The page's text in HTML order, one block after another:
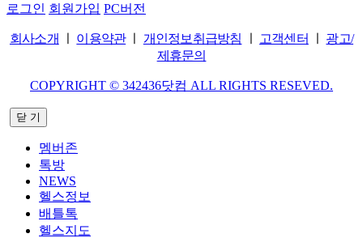
로그인 회원가입 PC버전
회사소개 이용약관ㅣ 개인정보취급방침 고객센터
광고/
제휴문의
COPYRIGHT © 342436닷컴 ALL RIGHTS RESEVED.
닫 기
멤버존
톡방
NEWS
헬스정보
배틀톡
헬스지도